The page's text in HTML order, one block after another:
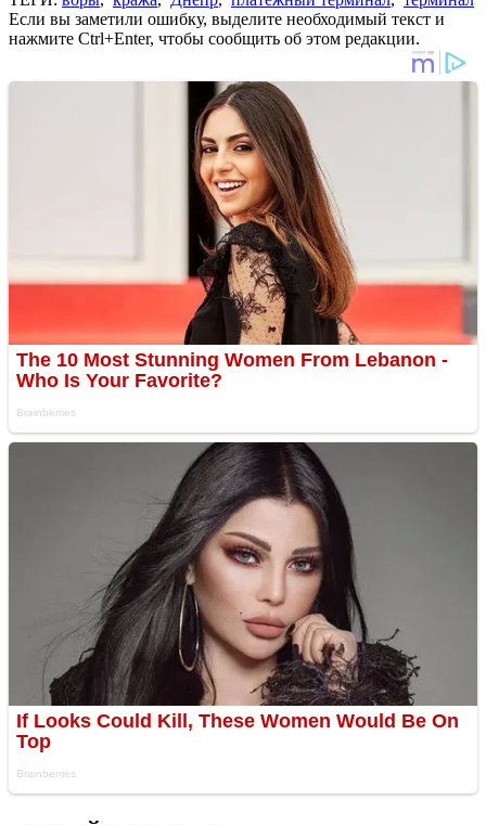
Если вы заметили ошибку, выделите необходимый текст и
нажмите Ctrl+Enter, чтобы сообщить об этом редакции.